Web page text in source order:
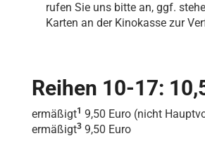
rufen Sie uns bitte an, ggf.
Karten an der Kinokasse zur
Reihen 10-17:
ermäßigt1 9,50 Euro (nicht
ermäßigt3 9,50 Euro